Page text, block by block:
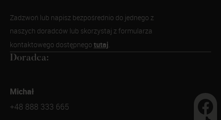
Zadzwoń lub napisz bezpośrednio do jednego z
naszych doradców lub skorzystaj z formularza
kontaktowego dostępnego tutaj.
Doradca:
Michał
+48 888 333 665